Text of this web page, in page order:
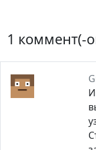
1 коммент(-